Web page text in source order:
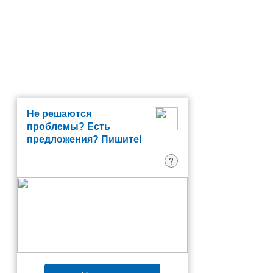
Не решаются
проблемы? Есть
предложения? Пишите!
?